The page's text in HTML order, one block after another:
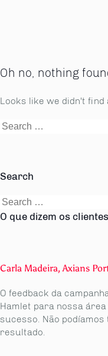
Oh no, nothing
Looks like we didn't
Search
Search
Search
for:
O que dizem os clientes
Carla Madeira, Axians
O feedback da
Hamlet para nossa
sucesso. Não
resultado.